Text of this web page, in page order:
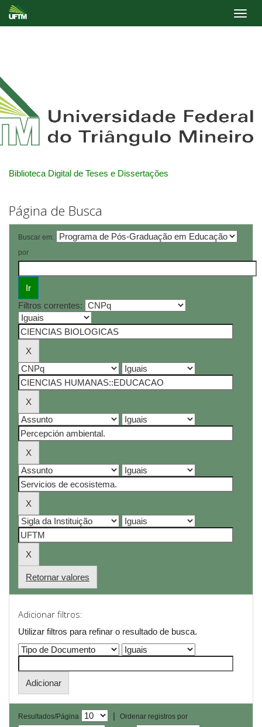
Biblioteca Digital de Teses e Dissertações
Página de Busca
Buscar em:
por
Filtros correntes:
Retornar valores
Adicionar filtros:
Utilizar filtros para refinar o resultado de busca.
Resultados/Página |
Ordenar registros por